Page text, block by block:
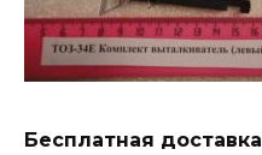
Бесплатная доставка